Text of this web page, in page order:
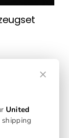
×
United